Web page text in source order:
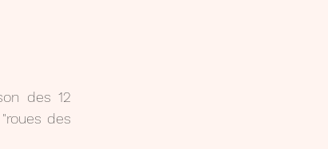
des 12
des